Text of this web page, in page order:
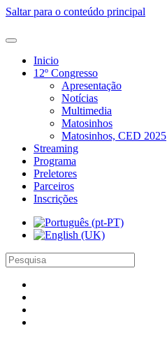
Saltar para o conteúdo principal
Inicio
12º Congresso
Apresentação
Notícias
Multimedia
Matosinhos
Matosinhos, CED 2025
Streaming
Programa
Preletores
Parceiros
Inscrições